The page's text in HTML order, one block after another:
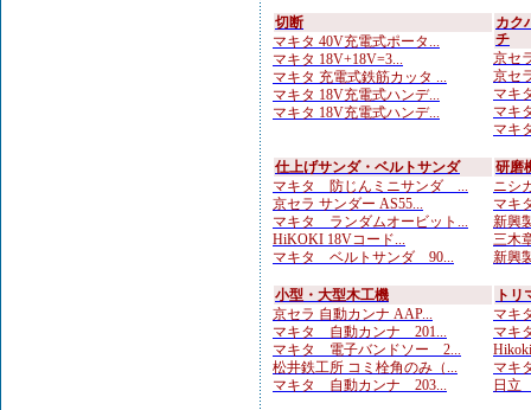
切断
マキタ 40V充電式ポータ...
マキタ 18V+18V=3...
マキタ 充電式鉄筋カッタ ...
マキタ 18V充電式ハンデ...
マキタ 18V充電式ハンデ...
カク
チ
京セ
京セ
マキ
マキ
マキ
仕上げサンダ・ベルトサンダ
マキタ 防じんミニサンダ ...
京セラ サンダー AS55...
マキタ ランダムオービット...
HiKOKI 18Vコード...
マキタ ベルトサンダ 90...
研磨
ニシ
マキ
新興
三木
新興
小型・大型木工機
京セラ 自動カンナ AAP...
マキタ 自動カンナ 201...
マキタ 電子バンドソー 2...
松井鉄工所 コミ栓角のみ（...
マキタ 自動カンナ 203...
トリ
マキ
マキ
マキ
日